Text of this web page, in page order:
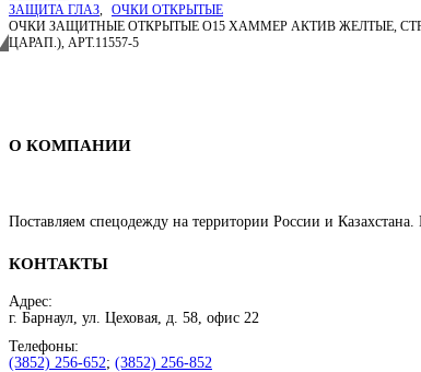
ЗАЩИТА ГЛАЗ, ОЧКИ ОТКРЫТЫЕ
ОЧКИ ЗАЩИТНЫЕ ОТКРЫТЫЕ О15 ХАММЕР АКТИВ ЖЕЛТЫЕ,
ЦАРАП.), АРТ.11557-5
Спецодежда в Барнауле
О КОМПАНИИ
Поставляем спецодежду на территории России и
КОНТАКТЫ
Адрес:
г. Барнаул, ул. Цеховая, д. 58, офис 22
Телефоны:
(3852) 256-652; (3852) 256-852